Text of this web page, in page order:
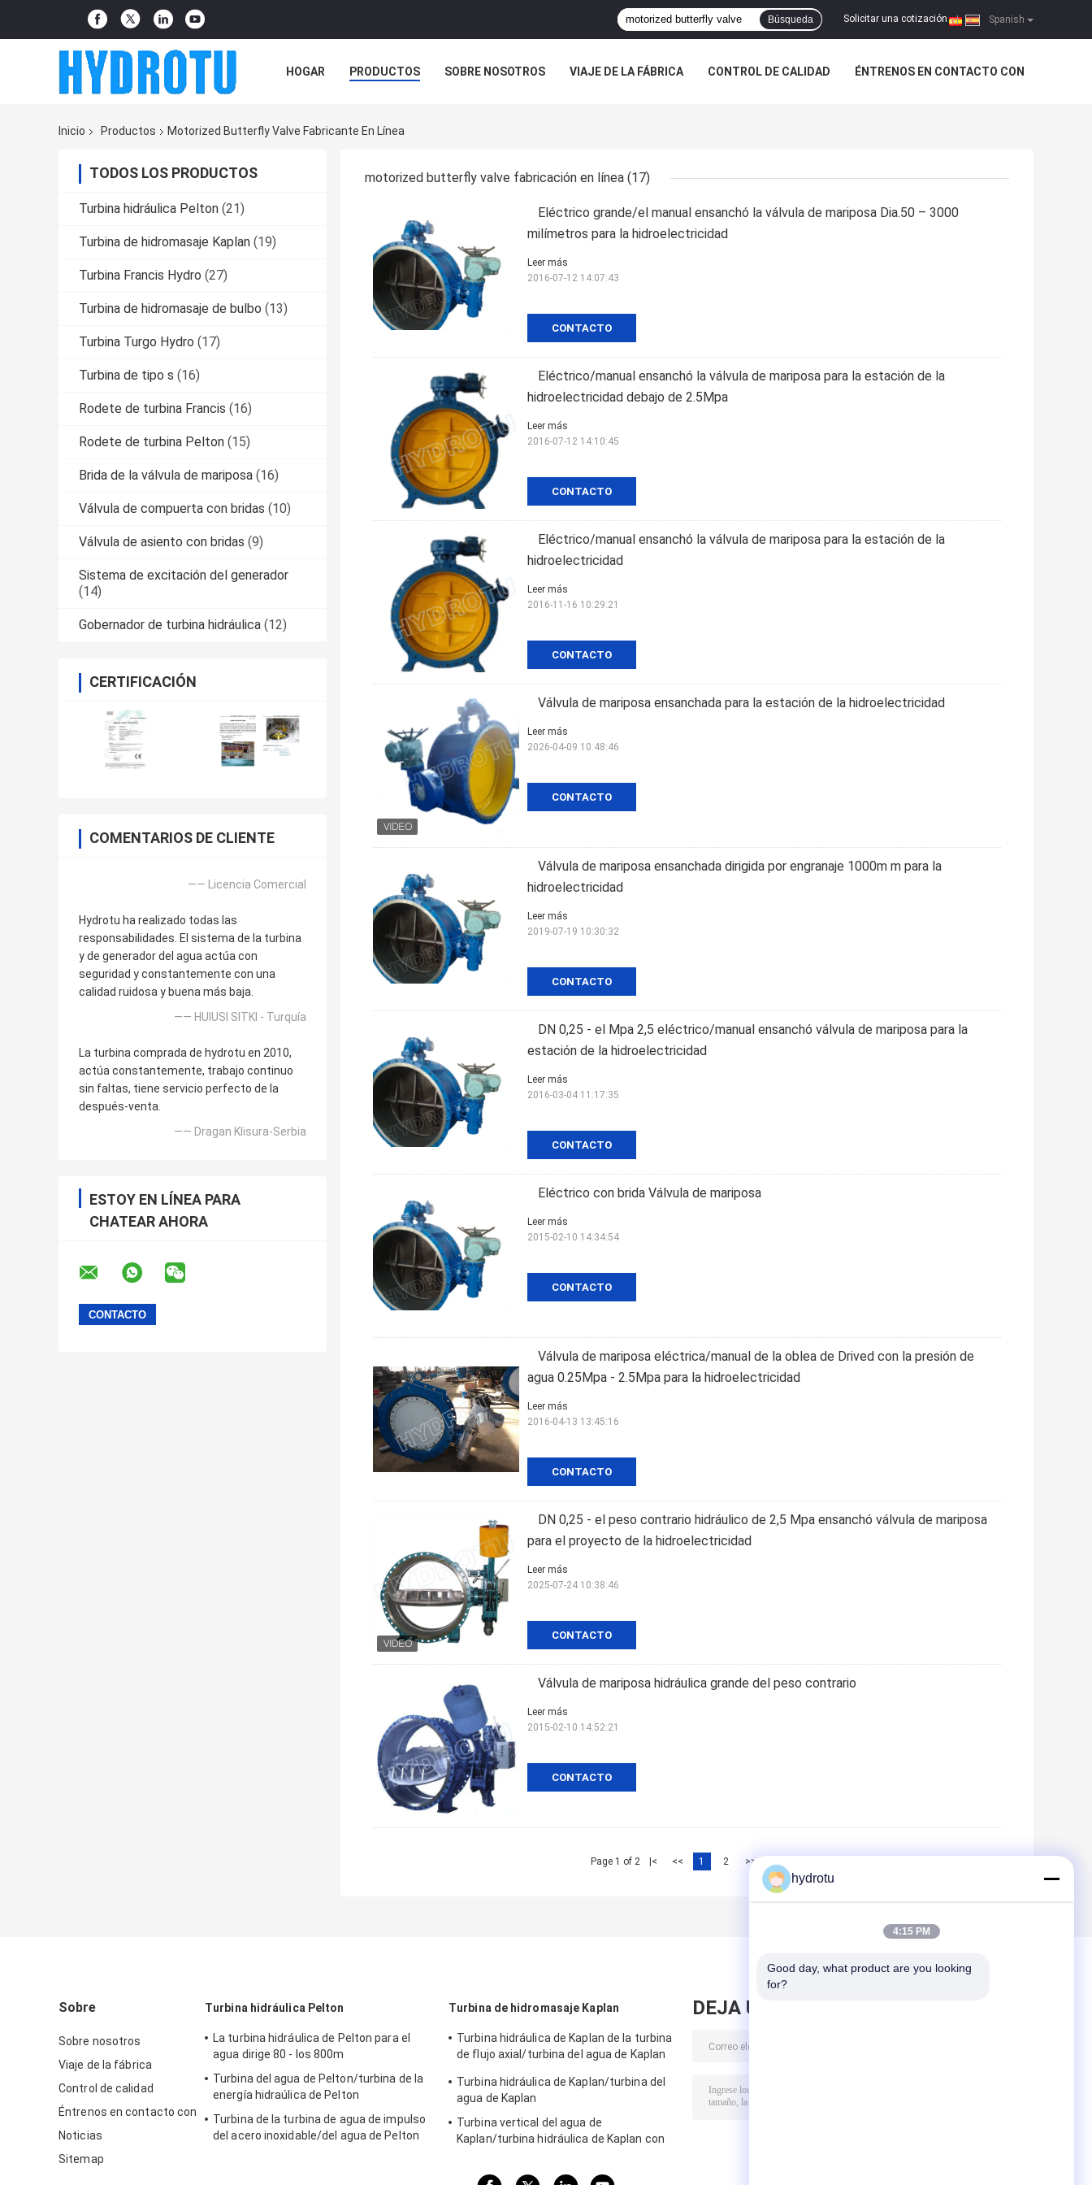
Spanish
Solicitar una cotización |
Búsqueda
HOGAR PRODUCTOS SOBRE NOSOTROS VIAJE DE LA FÁBRICA CONTROL DE CALIDAD ÉNTRENOS EN CONTACTO CON
Inicio
Productos Motorized Butterfly Valve Fabricante En Línea
TODOS LOS PRODUCTOS
Turbina hidráulica Pelton (21)
Turbina de hidromasaje Kaplan (19)
Turbina Francis Hydro (27)
Turbina de hidromasaje de bulbo (13)
Turbina Turgo Hydro (17)
Turbina de tipo s (16)
Rodete de turbina Francis (16)
Rodete de turbina Pelton (15)
Brida de la válvula de mariposa (16)
Válvula de compuerta con bridas (10)
Válvula de asiento con bridas (9)
Sistema de excitación del generador
(14)
Gobernador de turbina hidráulica (12)
CERTIFICACIÓN
COMENTARIOS DE CLIENTE
—— Licencia Comercial
Hydrotu ha realizado todas las
responsabilidades. El sistema de la turbina
y de generador del agua actúa con
seguridad y constantemente con una
calidad ruidosa y buena más baja.
—— HUlUSI SITKI - Turquía
La turbina comprada de hydrotu en 2010,
actúa constantemente, trabajo continuo
sin faltas, tiene servicio perfecto de la
después-venta.
—— Dragan Klisura-Serbia
ESTOY EN LÍNEA PARA
CHATEAR AHORA
motorized butterfly valve fabricación en línea (17)
Eléctrico grande/el manual ensanchó la válvula de mariposa Dia.50 – 3000
milímetros para la hidroelectricidad
CONTACTO
Leer más
2016-07-12 14:07:43
Eléctrico/manual ensanchó la válvula de mariposa para la estación de la
hidroelectricidad debajo de 2.5Mpa
CONTACTO
Leer más
2016-07-12 14:10:45
Eléctrico/manual ensanchó la válvula de mariposa para la estación de la
hidroelectricidad
CONTACTO
Leer más
2016-11-16 10:29:21
Válvula de mariposa ensanchada para la estación de la hidroelectricidad
CONTACTO
Leer más
2026-04-09 10:48:46
Válvula de mariposa ensanchada dirigida por engranaje 1000m m para la
hidroelectricidad
CONTACTO
Leer más
2019-07-19 10:30:32
DN 0,25 - el Mpa 2,5 eléctrico/manual ensanchó válvula de mariposa para la
estación de la hidroelectricidad
CONTACTO
Leer más
2016-03-04 11:17:35
Eléctrico con brida Válvula de mariposa
CONTACTO
Leer más
2015-02-10 14:34:54
Válvula de mariposa eléctrica/manual de la oblea de Drived con la presión de
agua 0.25Mpa - 2.5Mpa para la hidroelectricidad
CONTACTO
Leer más
2016-04-13 13:45:16
DN 0,25 - el peso contrario hidráulico de 2,5 Mpa ensanchó válvula de mariposa
para el proyecto de la hidroelectricidad
CONTACTO
Leer más
2025-07-24 10:38:46
Válvula de mariposa hidráulica grande del peso contrario
CONTACTO
Leer más
2015-02-10 14:52:21
Page 1 of 2 |< << 1 2 >>
Sobre
Sobre nosotros
Viaje de la fábrica
Control de calidad
Éntrenos en contacto con
Noticias
Sitemap
Turbina hidráulica Pelton
La turbina hidráulica de Pelton para el
agua dirige 80 - los 800m
Turbina del agua de Pelton/turbina de la
energía hidraúlica de Pelton
Turbina de la turbina de agua de impulso
del acero inoxidable/del agua de Pelton
Turbina de hidromasaje Kaplan
Turbina hidráulica de Kaplan de la turbina
de flujo axial/turbina del agua de Kaplan
hidroelectricidad de los 2m - de los 70m
Turbina hidráulica de Kaplan/turbina del
agua de Kaplan
Turbina vertical del agua de
Kaplan/turbina hidráulica de Kaplan con
DEJA UN MENSAJE
hydrotu
4:15 PM
Good day, what product are you looking
for?